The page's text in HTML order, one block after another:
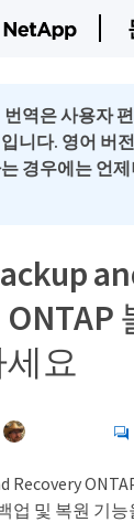
번역은 사용자
니다. 영어 버
경우에는 언
요
Recovery
업 및 복원 기